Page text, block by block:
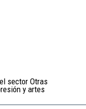
sector Otras
y artes